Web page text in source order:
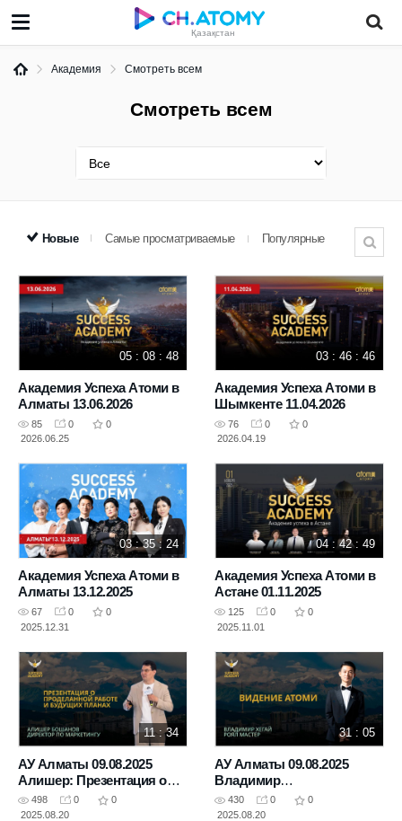
Қазақстан
Академия Смотреть всем
Смотреть всем
Новые Самые просматриваемые Популярные
05 : 08 : 48
Академия Успеха Атоми в
Алматы 13.06.2026
85 0
0
2026.06.25
03 : 46 : 46
Академия Успеха Атоми в
Шымкенте 11.04.2026
76 0
0
2026.04.19
03 : 35 : 24
Академия Успеха Атоми в
Алматы 13.12.2025
67 0
0
2025.12.31
04 : 42 : 49
Академия Успеха Атоми в
Астане 01.11.2025
125 0
0
2025.11.01
11 : 34
АУ Алматы 09.08.2025
Алишер: Презентация о
проделанной Работе и
будущих планах
498 0
0
2025.08.20
31 : 05
АУ Алматы 09.08.2025
Владимир
Хегай: Видение Атоми
430 0
0
2025.08.20